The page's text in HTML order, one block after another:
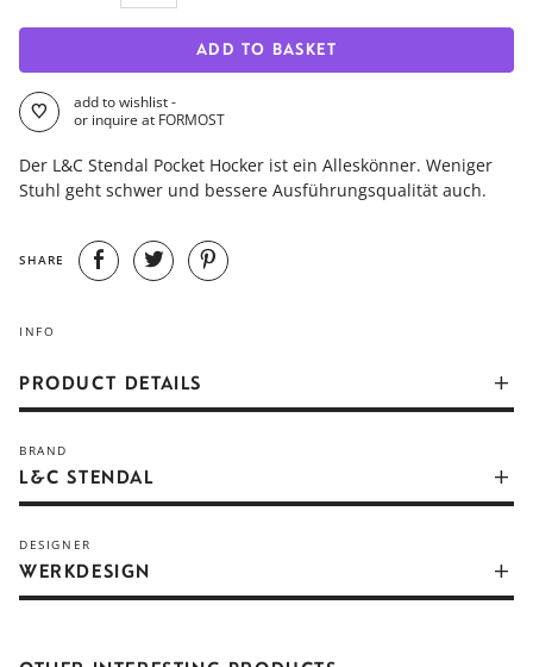
ADD TO BASKET
add to wishlist -
or inquire at FORMOST
Der L&C Stendal Pocket Hocker ist ein Alleskönner. Weniger
Stuhl geht schwer und bessere Ausführungsqualität auch.
SHARE
INFO
PRODUCT DETAILS
Hand, stapelbar und somit auch im Handumdrehen wieder
verstaut. Durch die ergonomisch geformte Sitzschale bietet
durch seine vier schräg abgewinkelten Beine.
Item number pocket_415_Hocker_schwarz gebeizt_verchromt
BRAND
L&C STENDAL
DESIGNER
WERKDESIGN